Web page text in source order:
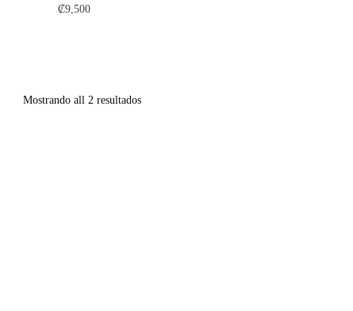
₡9,500
Mostrando all 2 resultados